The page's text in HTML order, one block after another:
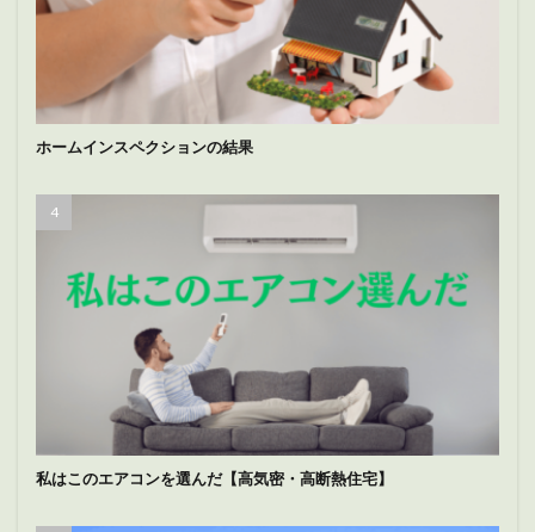
ホームインスペクションの結果
私はこのエアコンを選んだ【高気密・高断熱住宅】